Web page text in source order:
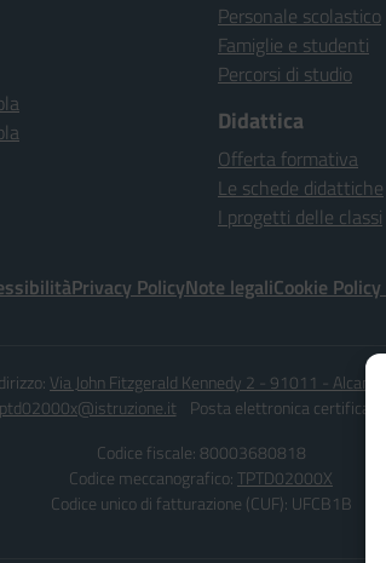
Personale scolastico
Famiglie e studenti
Percorsi di studio
Didattica
Offerta formativa
Le schede didattiche
I progetti delle classi
Privacy PolicyNote legaliCookie Policy
Via John Fitzgerald Kennedy 2 - 91011 -
Posta elettronica
Codice fiscale: 80003680818
Codice meccanografico:TPTD02000X
Codice unico di fatturazione (CUF): UFCB1B